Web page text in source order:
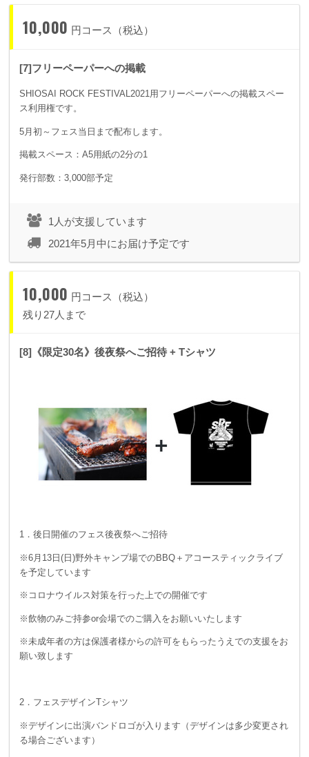
10,000 円コース（税込）
[7]フリーペーパーへの掲載
SHIOSAI ROCK FESTIVAL2021用フリーペーパーへの掲載スペー
ス利用権です。
5月初～フェス当日まで配布します。
掲載スペース：A5用紙の2分の1
発行部数：3,000部予定
1人が支援しています
2021年5月中にお届け予定です
10,000 円コース（税込）
残り27人まで
[8]《限定30名》後夜祭へご招待 + Tシャツ
1．後日開催のフェス後夜祭へご招待
※6月13日(日)野外キャンプ場でのBBQ＋アコースティックライブ
を予定しています
※コロナウイルス対策を行った上での開催です
※飲物のみご持参or会場でのご購入をお願いいたします
※未成年者の方は保護者様からの許可をもらったうえでの支援をお
願い致します
2．フェスデザインTシャツ
※デザインに出演バンドロゴが入ります（デザインは多少変更され
る場合ございます）